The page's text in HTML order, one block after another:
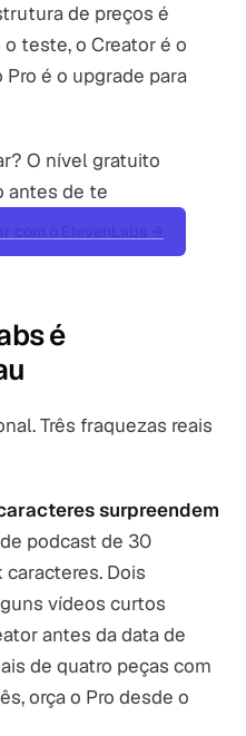
de preços é
teste, o Creator é o
é o upgrade para
O nível gratuito
antes de te
com o ElevenLabs →
é
Três fraquezas reais
surpreendem
podcast de 30
Dois
vídeos curtos
antes da data de
de quatro peças com
orça o Pro desde o